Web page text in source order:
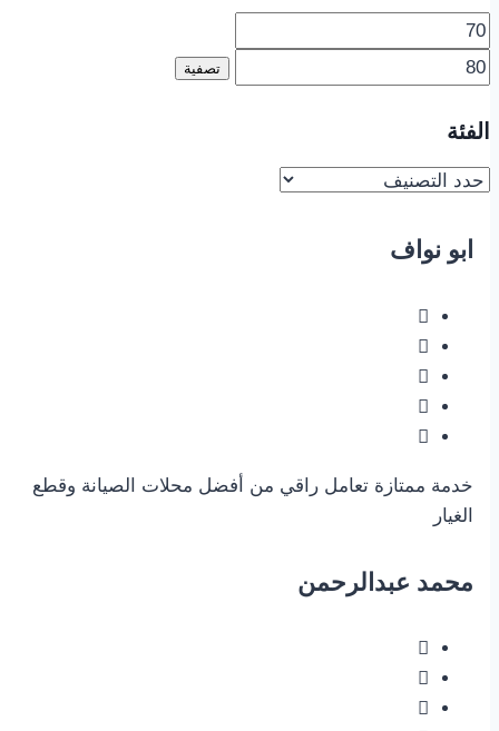
أدنى
سعر
سعر
تصفية
الفئة
ابو نواف
خدمة ممتازة تعامل راقي من أفضل محلات الصيانة وقطع
الغيار
محمد عبدالرحمن